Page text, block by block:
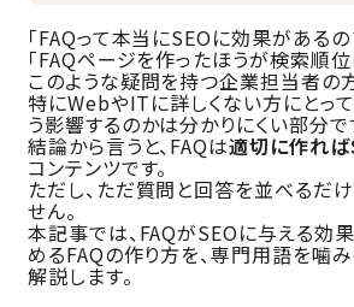
「FAQって本当にSEOに効果があるの
「FAQページを作ったほうが検索順位
このような疑問を持つ企業担当者の
特にWebやITに詳しくない方にとっ
う影響するのかは分かりにくい部分で
結論から言うと、FAQは適切に作れ
コンテンツです。
ただし、ただ質問と回答を並べるだ
せん。
本記事では、FAQがSEOに与える効
めるFAQの作り方を、専門用語を噛
解説します。